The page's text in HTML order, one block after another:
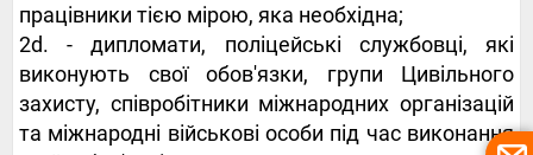
працівники тією мірою, яка необхідна;
2d. - дипломати, поліцейські службовці, які
виконують свої обов'язки, групи Цивільного
захисту, співробітники міжнародних організацій
та міжнародні військові особи під час виконання